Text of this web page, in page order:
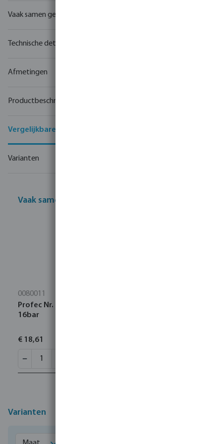
Vaak samen gekocht
Technische details
Afmetingen
Productbeschrijving
Vergelijkbare producten
Varianten
Vaak samen gekocht
0080011
Profec Nr. 90 Knie 90° RVS 316 1 1/4" binnendraad
16bar
€ 18,61
Varianten